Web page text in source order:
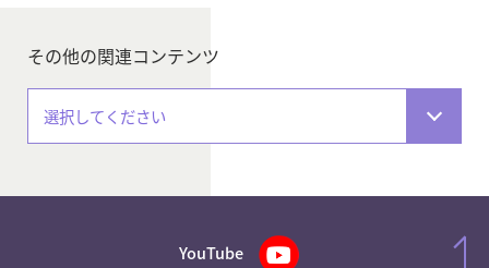
その他の関連コンテンツ
選択してください
YouTube